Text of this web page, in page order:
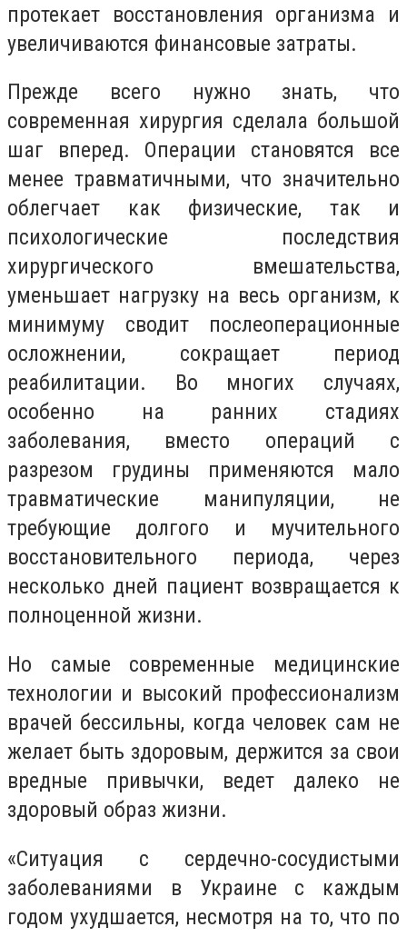
протекает восстановления организма и
увеличиваются финансовые затраты.
Прежде всего нужно знать, что
современная хирургия сделала большой
шаг вперед. Операции становятся все
менее травматичными, что значительно
облегчает как физические, так и
психологические последствия
хирургического вмешательства,
уменьшает нагрузку на весь организм, к
минимуму сводит послеоперационные
осложнении, сокращает период
реабилитации. Во многих случаях,
особенно на ранних стадиях
заболевания, вместо операций с
разрезом грудины применяются мало
травматические манипуляции, не
требующие долгого и мучительного
восстановительного периода, через
несколько дней пациент возвращается к
полноценной жизни.
Но самые современные медицинские
технологии и высокий профессионализм
врачей бессильны, когда человек сам не
желает быть здоровым, держится за свои
вредные привычки, ведет далеко не
здоровый образ жизни.
«Ситуация с сердечно-сосудистыми
заболеваниями в Украине с каждым
годом ухудшается, несмотря на то, что по